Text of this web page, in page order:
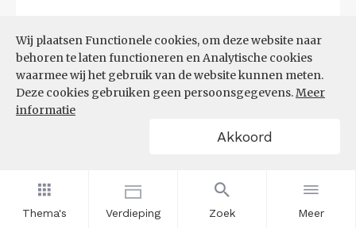
Thema's Verdieping Zoek Meer
Wij plaatsen Functionele cookies, om deze website naar
behoren te laten functioneren en Analytische cookies
waarmee wij het gebruik van de website kunnen meten.
Deze cookies gebruiken geen persoonsgegevens.Meer
informatie
Akkoord
Bron: (20-07-2026)